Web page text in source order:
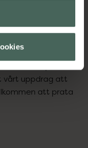
oss från Skåne i
och på
vårt uppdrag att
att prata